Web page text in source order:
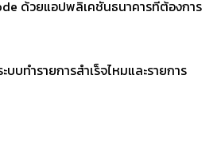
ด้วยแอปพลิเคชันธนาคารที่ต้องการ
บทำรายการสำเร็จไหมและรายการ